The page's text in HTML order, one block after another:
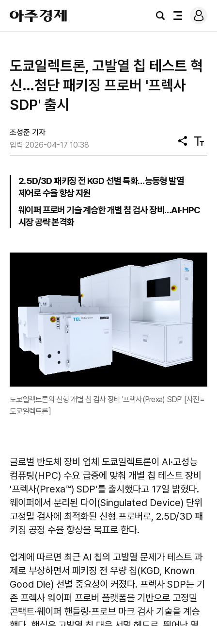
아
주
경
검
전
로
그
도쿄일렉트론, 고발열 칩 테스트 혁
신…첨단 패키징 프로버 '프렉사
SDP' 출시
조성준 기자
입력 2026-04-17 10:38
공
유
텍
스
2.5D/3D 패키징 전 KGD 선별 특화…능동형 발열
제어로 수율 향상 지원
웨이퍼 프로버 기술 계승한 개별 칩 검사 장비…AI·HPC
시장 공략 본격화
도쿄일렉트론의 신형 개별 칩 검사 장비 '프렉사(Prexa) SDP' [사진=
도쿄일렉트론]
글로벌 반도체 장비 업체 도쿄일렉트론이 AI·고성능
컴퓨팅(HPC) 수요 급증에 맞춰 개별 칩 테스트 장비
'프렉사(Prexa™) SDP'를 출시했다고 17일 밝혔다.
웨이퍼에서 분리된 다이(Singulated Device) 단위
고정밀 검사에 최적화된 신형 프로버로, 2.5D/3D 패
키징 공정 수율 향상을 목표로 한다.
업계에 따르면 최근 AI 칩의 고발열 문제가 테스트 과
제로 부상하면서 패키징 전 우량 칩(KGD, Known
Good Die) 선별 중요성이 커졌다. 프렉사 SDP는 기
존 프렉사 웨이퍼 프로버 플랫폼을 기반으로 고정밀
콘택트·웨이퍼 핸들링·프로브 마크 검사 기술을 계승